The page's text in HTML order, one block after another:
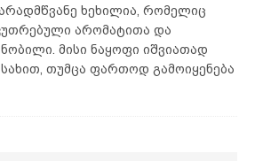
ხეხილია, რომელიც
არომატითა და
მისი ნაყოფი იშვიათად
თუმცა ფართოდ გამოიყენება